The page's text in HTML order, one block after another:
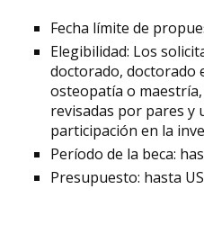
Fecha límite de
Elegibilidad: Los
doctorado, doctorado
osteopatía o
revisadas por pares y
participación en la
Período de la beca:
Presupuesto: hasta